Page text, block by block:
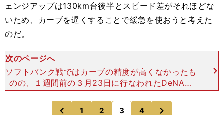
ェンジアップは130km台後半とスピード差がそれほどな
いため、カーブを遅くすることで緩急を使おうと考えた
のだ。
次のページへ
ソフトバンク戦ではカーブの精度が高くなかったも
のの、１週間前の３月23日に行なわれたDeNAと
のオープン戦では、カウント球にも決め球にも使っ
ている。こうした向上心と積極的に変わっていく姿
のページへ
1 2 3 4
のページへ